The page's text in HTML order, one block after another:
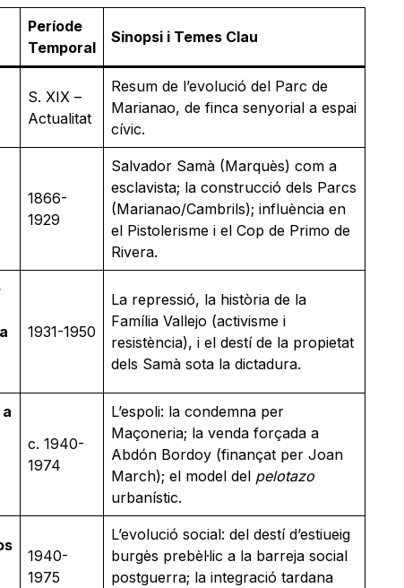
Període
Temporal
Sinopsi i Temes Clau
S. XIX –
Actualitat
Resum de l’evolució del Parc de
Marianao, de finca senyorial a espai
cívic.
1866-
1929
Salvador Samà (Marquès) com a
esclavista; la construcció dels Parcs
(Marianao/Cambrils); influència en
el Pistolerisme i el Cop de Primo de
Rivera.
1931-1950
La repressió, la història de la
Família Vallejo (activisme i
resistència), i el destí de la propietat
dels Samà sota la dictadura.
c. 1940-
1974
L’espoli: la condemna per
Maçoneria; la venda forçada a
Abdón Bordoy (finançat per Joan
March); el model del pelotazo
urbanístic.
1940-
1975
L’evolució social: del destí d’estiueig
burgès prebèl·lic a la barreja social
postguerra; la integració tardana